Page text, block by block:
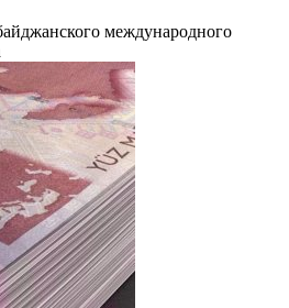
международного